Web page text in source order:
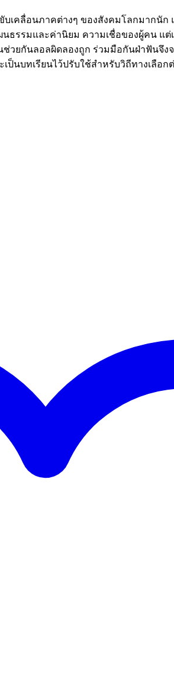
เคลื่อนภาคต่างๆ ของสังคมโลกมากนั
รรมและค่านิยม ความเชื่อของผู้คน แต่
ยกันลอลผิดลองถูก ร่วมมือกันฝ่าฟันจึง
ป็นบทเรียนไว้ปรับใช้สำหรับวิถีทางเลือก